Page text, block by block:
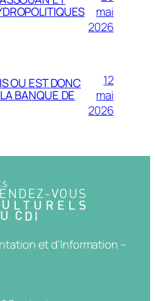
mai
2026
OU EST DONC
BANQUE DE
12
mai
2026
et d'Information –